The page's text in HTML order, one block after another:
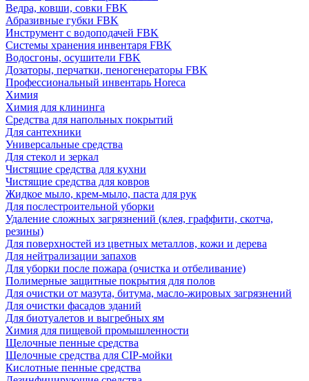
Ведра, ковши, совки FBK
Абразивные губки FBK
Инструмент с водоподачей FBK
Системы хранения инвентаря FBK
Водосгоны, осушители FBK
Дозаторы, перчатки, пеногенераторы FBK
Профессиональный инвентарь Horeca
Химия
Химия для клининга
Средства для напольных покрытий
Для сантехники
Универсальные средства
Для стекол и зеркал
Чистящие средства для кухни
Чистящие средства для ковров
Жидкое мыло, крем-мыло, паста для рук
Для послестроительной уборки
Удаление сложных загрязнений (клея, граффити, скотча,
резины)
Для поверхностей из цветных металлов, кожи и дерева
Для нейтрализации запахов
Для уборки после пожара (очистка и отбеливание)
Полимерные защитные покрытия для полов
Для очистки от мазута, битума, масло-жировых загрязнений
Для очистки фасадов зданий
Для биотуалетов и выгребных ям
Химия для пищевой промышленности
Щелочные пенные средства
Щелочные средства для CIP-мойки
Кислотные пенные средства